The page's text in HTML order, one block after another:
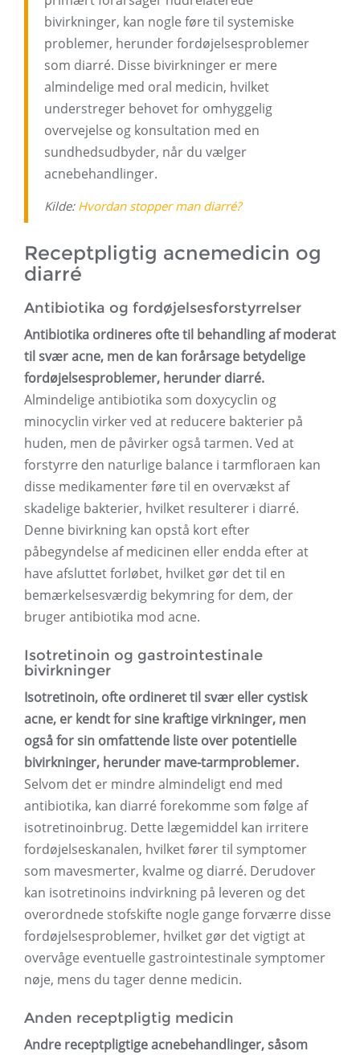
bivirkninger, kan nogle føre til systemiske
problemer, herunder fordøjelsesproblemer
som diarré. Disse bivirkninger er mere
almindelige med oral medicin, hvilket
understreger behovet for omhyggelig
overvejelse og konsultation med en
sundhedsudbyder, når du vælger
acnebehandlinger.
Kilde: Hvordan stopper man diarré?
Receptpligtig acnemedicin og
diarré
Antibiotika og fordøjelsesforstyrrelser
Antibiotika ordineres ofte til behandling af moderat
til svær acne, men de kan forårsage betydelige
fordøjelsesproblemer, herunder diarré.
Almindelige antibiotika som doxycyclin og
minocyclin virker ved at reducere bakterier på
huden, men de påvirker også tarmen. Ved at
forstyrre den naturlige balance i tarmfloraen kan
disse medikamenter føre til en overvækst af
skadelige bakterier, hvilket resulterer i diarré.
Denne bivirkning kan opstå kort efter
påbegyndelse af medicinen eller endda efter at
have afsluttet forløbet, hvilket gør det til en
bemærkelsesværdig bekymring for dem, der
bruger antibiotika mod acne.
Isotretinoin og gastrointestinale
bivirkninger
Isotretinoin, ofte ordineret til svær eller cystisk
acne, er kendt for sine kraftige virkninger, men
også for sin omfattende liste over potentielle
bivirkninger, herunder mave-tarmproblemer.
Selvom det er mindre almindeligt end med
antibiotika, kan diarré forekomme som følge af
isotretinoinbrug. Dette lægemiddel kan irritere
fordøjelseskanalen, hvilket fører til symptomer
som mavesmerter, kvalme og diarré. Derudover
kan isotretinoins indvirkning på leveren og det
overordnede stofskifte nogle gange forværre disse
fordøjelsesproblemer, hvilket gør det vigtigt at
overvåge eventuelle gastrointestinale symptomer
nøje, mens du tager denne medicin.
Anden receptpligtig medicin
Andre receptpligtige acnebehandlinger, såsom